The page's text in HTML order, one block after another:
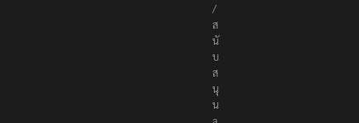
/
ส
นั
บ
ส
นุ
น
a